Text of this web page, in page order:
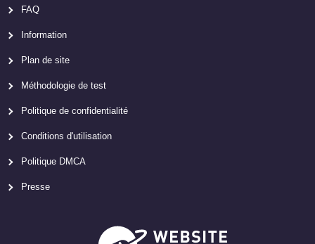
FAQ
Information
Plan de site
Méthodologie de test
Politique de confidentialité
Conditions d'utilisation
Politique DMCA
Presse